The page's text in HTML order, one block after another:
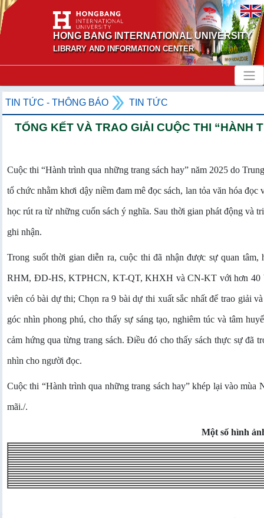
HONG BANG INTERNATIONAL UNIVERSITY
LIBRARY AND INFORMATION CENTER
TIN TỨC - THÔNG BÁO TIN TỨC
TỔNG KẾT VÀ TRAO GIẢI CUỘC THI “HÀNH
Cuộc thi “Hành trình qua những trang sách hay” năm 2025 do
tổ chức nhằm khơi dậy niềm đam mê đọc sách, lan tỏa văn hóa
học rút ra từ những cuốn sách ý nghĩa. Sau thời gian phát động và
ghi nhận.
Trong suốt thời gian diễn ra, cuộc thi đã nhận được sự quan
RHM, ĐD-HS, KTPHCN, KT-QT, KHXH và CN-KT với hơn 40
viên có bài dự thi; Chọn ra 9 bài dự thi xuất sắc nhất để trao giải
góc nhìn phong phú, cho thấy sự sáng tạo, nghiêm túc và tâm
cảm hứng qua từng trang sách. Điều đó cho thấy sách thực sự đã
nhìn cho người đọc.
Cuộc thi “Hành trình qua những trang sách hay” khép lại vào
mãi./.
Một số hình